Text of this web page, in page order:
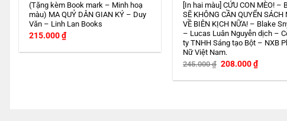
(Tặng kèm Book mark – Minh hoạ
màu) MA QUỶ DÂN GIAN KÝ – Duy
Văn – Linh Lan Books
215.000₫
[In hai màu] CỨU CON MÈO! –
SẼ KHÔNG CẦN QUYỂN SÁCH
VỀ BIÊN KỊCH NỮA! – Blake
– Lucas Luân Nguyễn dịch –
ty TNHH Sáng tạo Bột – NXB
Nữ Việt Nam.
245.000₫ Giá
là:
208.000₫Giá
hiện
tại